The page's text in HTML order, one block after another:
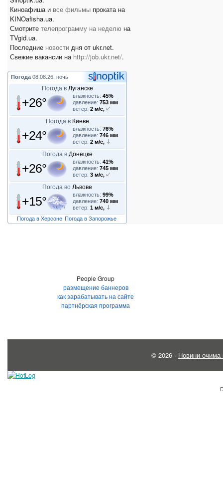
Киноафиша и все фильмы проката на
KINOafisha.ua.
Смотрите телепрограмму на неделю на
TVgid.ua.
Последние новости дня от ukr.net.
Свежие вакансии на http://job.ukr.net/.
Погода 08.08.26, ночь
Погода в Луганске
+26° влажность: 45%
давление: 753 мм
ветер: 2 м/с,
Погода в Киеве
+24° влажность: 76%
давление: 746 мм
ветер: 2 м/с,
Погода в Донецке
+26° влажность: 41%
давление: 745 мм
ветер: 3 м/с,
Погода во Львове
+15° влажность: 99%
давление: 740 мм
ветер: 1 м/с,
Погода в Херсоне Погода в Запорожье
People Group
размещение баннеров
как зарабатывать на сайте
партнёрская программа
© 2026 - Новини очима